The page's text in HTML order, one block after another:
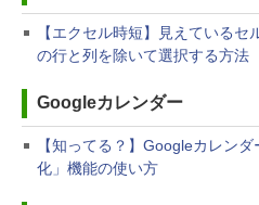
【エクセル時短】見えている
の行と列を除いて選択する方法
Googleカレンダー
【知ってる？】Googleカレン
化」機能の使い方